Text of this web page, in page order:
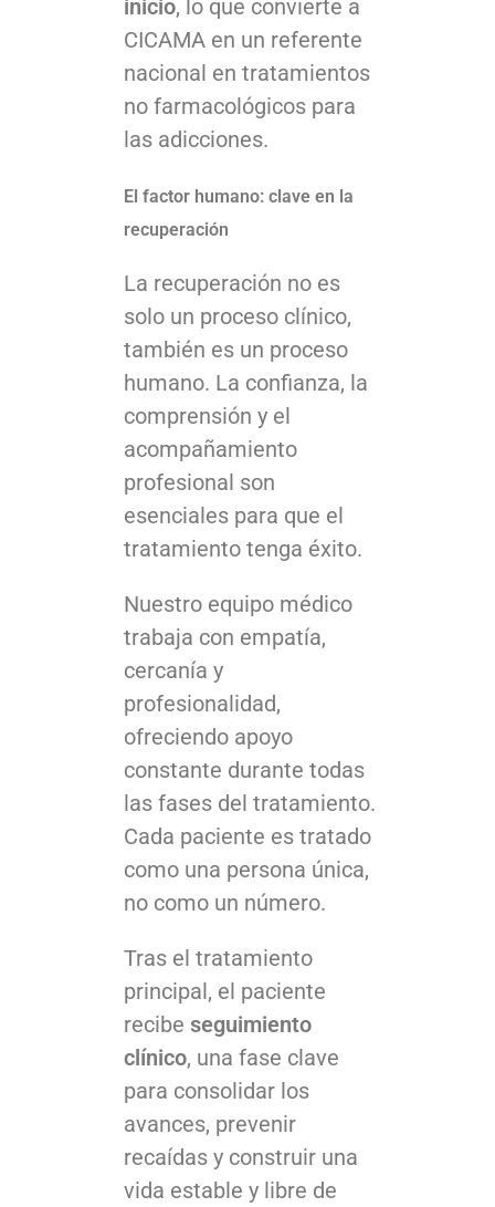
inicio, lo que convierte a
CICAMA en un referente
nacional en tratamientos
no farmacológicos para
las adicciones.
El factor humano: clave en la
recuperación
La recuperación no es
solo un proceso clínico,
también es un proceso
humano. La confianza, la
comprensión y el
acompañamiento
profesional son
esenciales para que el
tratamiento tenga éxito.
Nuestro equipo médico
trabaja con empatía,
cercanía y
profesionalidad,
ofreciendo apoyo
constante durante todas
las fases del tratamiento.
Cada paciente es tratado
como una persona única,
no como un número.
Tras el tratamiento
principal, el paciente
recibe seguimiento
clínico, una fase clave
para consolidar los
avances, prevenir
recaídas y construir una
vida estable y libre de